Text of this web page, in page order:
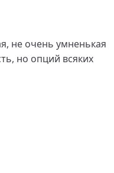
не очень умненькая
но опций всяких